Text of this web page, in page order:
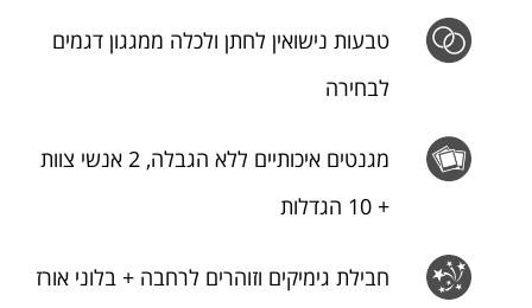
טבעות נישואין לחתן ולכלה ממגגון דגמים
לבחירה
מגנטים איכותיים ללא הגבלה, 2 אנשי צוות
+ 10 הגדלות
חבילת גימיקים וזוהרים לרחבה + בלוני אורז